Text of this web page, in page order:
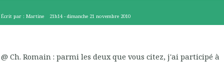
Écrit par : Martine 21h14 -dimanche 21 novembre 2010
@ Ch. Romain : parmi les deux que vous citez, j'ai participé à